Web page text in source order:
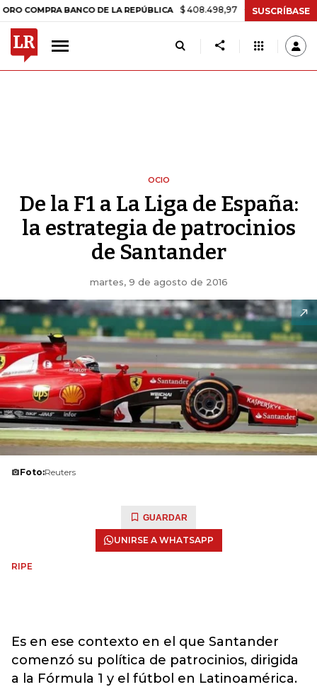
BANCO DE LA REPÚBLICA $ 408.498,97 +$ 8.753,81 +2,19%
SUSCRÍBASE
OCIO
De la F1 a La Liga de España:
la estrategia de patrocinios
de Santander
martes, 9 de agosto de 2016
Foto:Reuters
GUARDAR
UNIRSE A WHATSAPP
RIPE
Es en ese contexto en el que Santander
comenzó su política de patrocinios, dirigida
a la Fórmula 1 y el fútbol en Latinoamérica.